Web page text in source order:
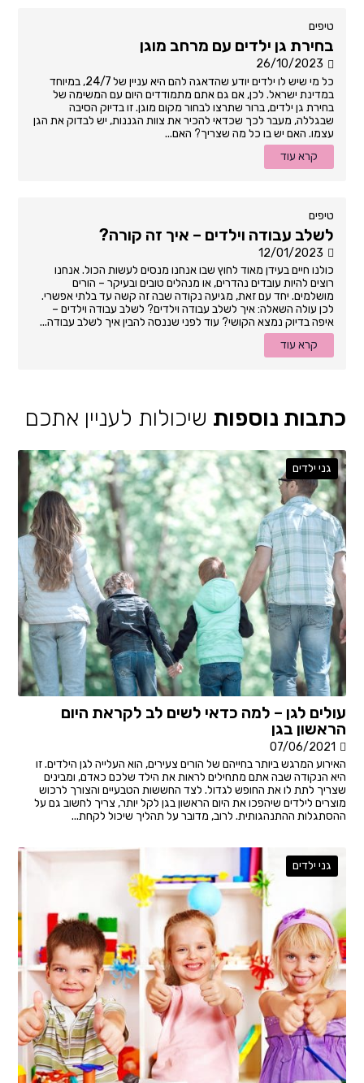
טיפים
בחירת גן ילדים עם מרחב מוגן
26/10/2023
כל מי שיש לו ילדים יודע שהדאגה להם היא עניין של 24/7, במיוחד
במדינת ישראל. לכן, אם גם אתם מתמודדים היום עם המשימה של
בחירת גן ילדים, ברור שתרצו לבחור מקום מוגן. זו בדיוק הסיבה
שבגללה, מעבר לכך שכדאי להכיר את צוות הגננות, יש לבדוק את הגן
עצמו. האם יש בו כל מה שצריך? האם...
קרא עוד
טיפים
לשלב עבודה וילדים – איך זה קורה?
12/01/2023
כולנו חיים בעידן מאוד לחוץ שבו אנחנו מנסים לעשות הכול. אנחנו
רוצים להיות עובדים נהדרים, או מנהלים טובים ובעיקר – הורים
מושלמים. יחד עם זאת, מגיעה נקודה שבה זה קשה עד בלתי אפשרי.
לכן עולה השאלה: איך לשלב עבודה וילדים? לשלב עבודה וילדים –
איפה בדיוק נמצא הקושי? עוד לפני שננסה להבין איך לשלב עבודה...
קרא עוד
כתבות נוספות שיכולות לעניין אתכם
גני ילדים
עולים לגן – למה כדאי לשים לב לקראת היום
הראשון בגן
07/06/2021
האירוע המרגש ביותר בחייהם של הורים צעירים, הוא העלייה לגן הילדים. זו
היא הנקודה שבה אתם מתחילים לראות את הילד שלכם כאדם, ומבינים
שצריך לתת לו את החופש לגדול. לצד החששות הטבעיים והצורך לרכוש
מוצרים לילדים שיהפכו את היום הראשון בגן לקל יותר, צריך לחשוב גם על
ההסתגלות ההתנהגותית. לרוב, מדובר על תהליך שיכול לקחת...
גני ילדים